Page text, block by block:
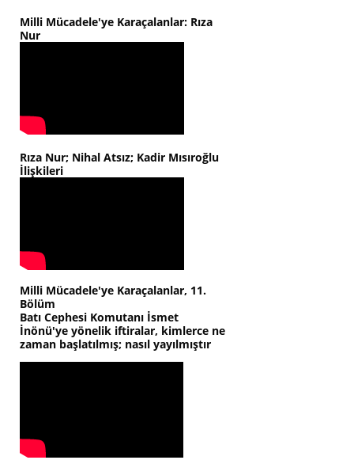
Milli Mücadele'ye Karaçalanlar: Rıza
Nur
Rıza Nur; Nihal Atsız; Kadir Mısıroğlu
İlişkileri
Milli Mücadele'ye Karaçalanlar, 11.
Bölüm
Batı Cephesi Komutanı İsmet
İnönü'ye yönelik iftiralar, kimlerce ne
zaman başlatılmış; nasıl yayılmıştır